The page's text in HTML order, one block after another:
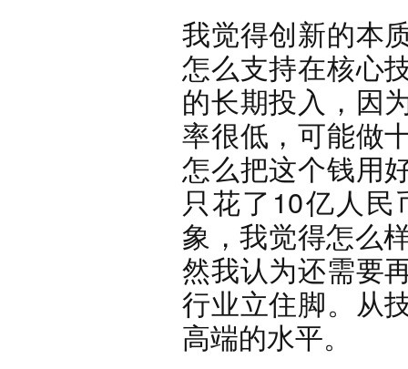
我觉得创新的本
怎么支持在核心
的长期投入，因
率很低，可能做
怎么把这个钱用
只花了10亿人
象，我觉得怎么
然我认为还需要
行业立住脚。从
高端的水平。